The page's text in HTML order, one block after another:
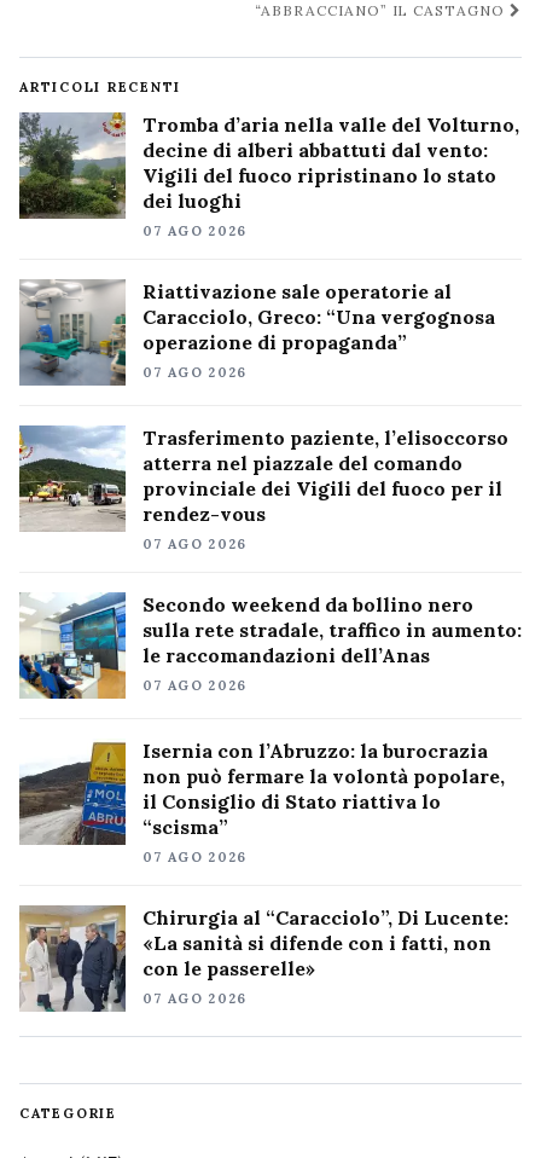
“ABBRACCIANO” IL CASTAGNO
ARTICOLI RECENTI
Tromba d’aria nella valle del Volturno,
decine di alberi abbattuti dal vento:
Vigili del fuoco ripristinano lo stato
dei luoghi
07 AGO 2026
Riattivazione sale operatorie al
Caracciolo, Greco: “Una vergognosa
operazione di propaganda”
07 AGO 2026
Trasferimento paziente, l’elisoccorso
atterra nel piazzale del comando
provinciale dei Vigili del fuoco per il
rendez-vous
07 AGO 2026
Secondo weekend da bollino nero
sulla rete stradale, traffico in aumento:
le raccomandazioni dell’Anas
07 AGO 2026
Isernia con l’Abruzzo: la burocrazia
non può fermare la volontà popolare,
il Consiglio di Stato riattiva lo
“scisma”
07 AGO 2026
Chirurgia al “Caracciolo”, Di Lucente:
«La sanità si difende con i fatti, non
con le passerelle»
07 AGO 2026
CATEGORIE